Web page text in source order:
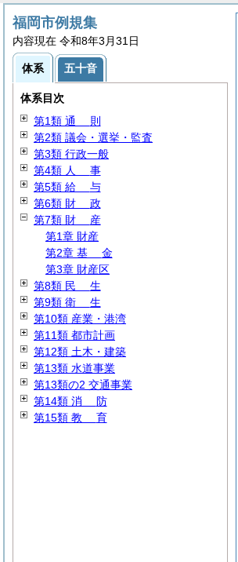
福岡市例規集
内容現在 令和8年3月31日
体系 五十音
体系目次
第1類 通 則
第2類 議会・選挙・監査
第3類 行政一般
第4類 人 事
第5類 給 与
第6類 財 政
第7類 財 産
第1章 財産
第2章 基 金
第3章 財産区
第8類 民 生
第9類 衛 生
第10類 産業・港湾
第11類 都市計画
第12類 土木・建築
第13類 水道事業
第13類の2 交通事業
第14類 消 防
第15類 教 育